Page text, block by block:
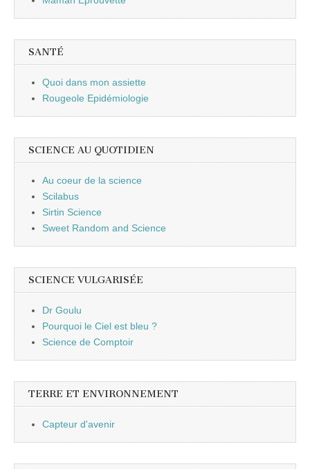
SANTÉ
Quoi dans mon assiette
Rougeole Epidémiologie
SCIENCE AU QUOTIDIEN
Au coeur de la science
Scilabus
Sirtin Science
Sweet Random and Science
SCIENCE VULGARISÉE
Dr Goulu
Pourquoi le Ciel est bleu ?
Science de Comptoir
TERRE ET ENVIRONNEMENT
Capteur d'avenir